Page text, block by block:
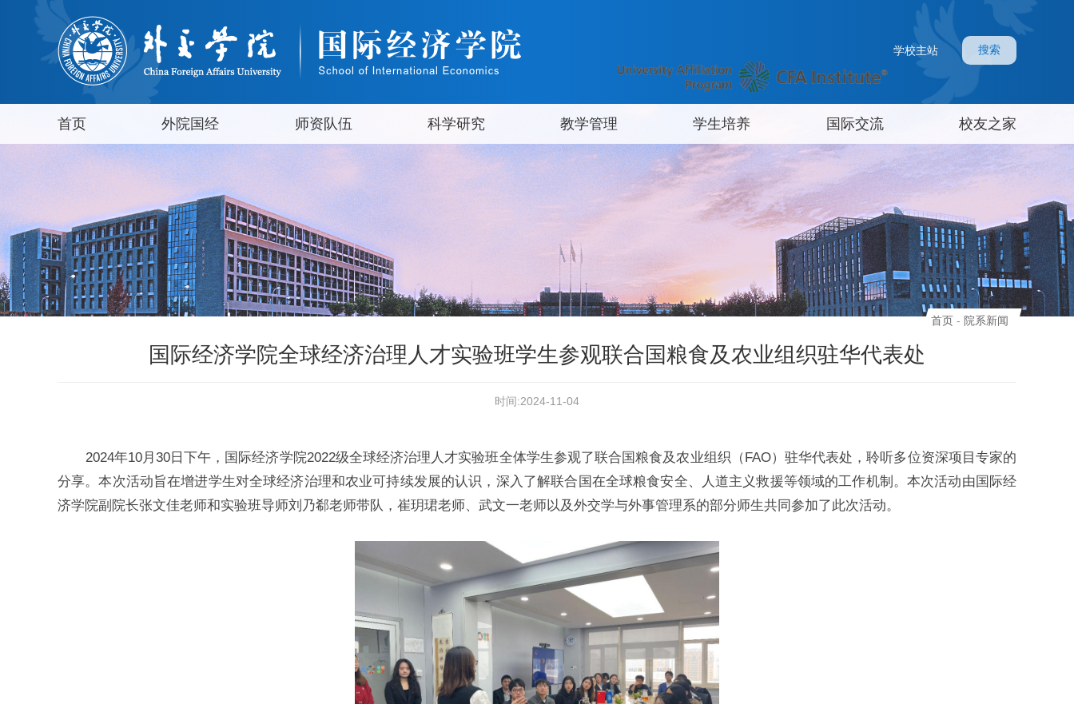
搜索
学校主站
首页 外院国经 师资队伍 科学研究 教学管理 学生培养 国际交流 校友之家
首页 - 院系新闻
国际经济学院全球经济治理人才实验班学生参观联合国粮食及农业组织驻华代表处
时间:2024-11-04
2024年10月30日下午，国际经济学院2022级全球经济治理人才实验班全体学生参观了联合国粮食及农业组织（FAO）驻华代表处，聆听多位资深项目专家的
分享。本次活动旨在增进学生对全球经济治理和农业可持续发展的认识，深入了解联合国在全球粮食安全、人道主义救援等领域的工作机制。本次活动由国际经
济学院副院长张文佳老师和实验班导师刘乃郗老师带队，崔玥珺老师、武文一老师以及外交学与外事管理系的部分师生共同参加了此次活动。